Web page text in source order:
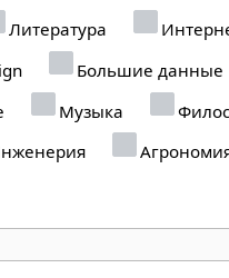
Литература
Большие данные
Музыка